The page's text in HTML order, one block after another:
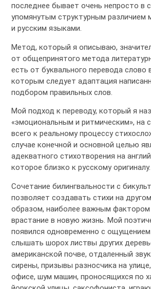
последнее бывает очень непросто в
упомянутым структурным различием
и русским языками.
Метод, который я описываю,
от общепринятого метода
есть от буквального перевода слово
которым следует адаптация
подбором правильных слов.
Мой подход к переводу, который я
«эмоциональным и ритмическим», на
всего к реальному процессу
случае конечной и основной целью
адекватного стихотворения на
которое близко к русскому оригиналу.
Сочетание билингвальности с
позволяет создавать стихи на
образом, наиболее важным фактором
врастание в новую жизнь. Мой
появился одновременно с
слышать шорох листвы других
американской почве, отдаленный
сирены, призывы разносчика на
офисе, шум машин, проносящихся по